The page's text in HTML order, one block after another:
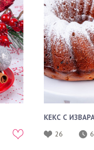
КЕКС С
26